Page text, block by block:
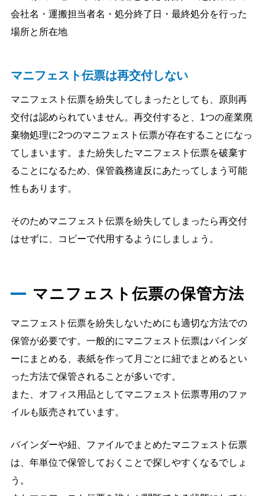
会社名・運搬担当者名・処分終了日・最終処分を行った
場所と所在地
マニフェスト伝票は再交付しない
マニフェスト伝票を紛失してしまったとしても、原則再
交付は認められていません。再交付すると、1つの産業廃
棄物処理に2つのマニフェスト伝票が存在することになっ
てしまいます。また紛失したマニフェスト伝票を破棄す
ることになるため、保管義務違反にあたってしまう可能
性もあります。
そのためマニフェスト伝票を紛失してしまったら再交付
はせずに、コピーで代用するようにしましょう。
マニフェスト伝票の保管方法
マニフェスト伝票を紛失しないためにも適切な方法での
保管が必要です。一般的にマニフェスト伝票はバインダ
ーにまとめる、表紙を作って月ごとに紐でまとめるとい
った方法で保管されることが多いです。
また、オフィス用品としてマニフェスト伝票専用のファ
イルも販売されています。
バインダーや紐、ファイルでまとめたマニフェスト伝票
は、年単位で保管しておくことで探しやすくなるでしょ
う。